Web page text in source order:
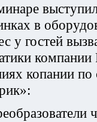
в
у гостей
копании по